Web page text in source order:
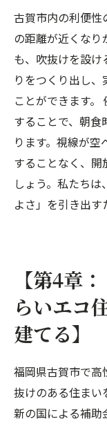
古賀市内の利便性
の距離が近くなり
も、吹抜けを設
りをつくり出し
ことができます
することで、朝
ります。視線が
することなく、
しょう。私たち
よさ」を引き出す
【第4章
らいエコ
建てる】
福岡県古賀市で高
抜けのある住まい
新の国による補助